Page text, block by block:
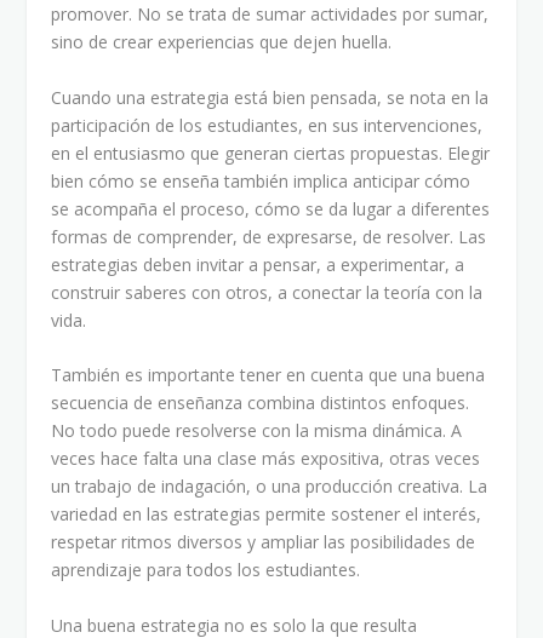
promover. No se trata de sumar actividades por sumar,
sino de crear experiencias que dejen huella.
Cuando una estrategia está bien pensada, se nota en la
participación de los estudiantes, en sus intervenciones,
en el entusiasmo que generan ciertas propuestas. Elegir
bien cómo se enseña también implica anticipar cómo
se acompaña el proceso, cómo se da lugar a diferentes
formas de comprender, de expresarse, de resolver. Las
estrategias deben invitar a pensar, a experimentar, a
construir saberes con otros, a conectar la teoría con la
vida.
También es importante tener en cuenta que una buena
secuencia de enseñanza combina distintos enfoques.
No todo puede resolverse con la misma dinámica. A
veces hace falta una clase más expositiva, otras veces
un trabajo de indagación, o una producción creativa. La
variedad en las estrategias permite sostener el interés,
respetar ritmos diversos y ampliar las posibilidades de
aprendizaje para todos los estudiantes.
Una buena estrategia no es solo la que resulta